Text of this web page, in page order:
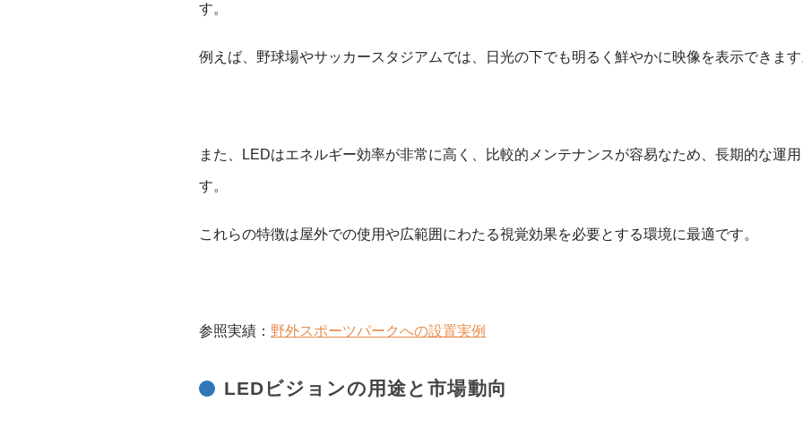
す。
例えば、野球場やサッカースタジアムでは、日光の下でも明るく鮮やかに映像を表示できます
また、LEDはエネルギー効率が非常に高く、比較的メンテナンスが容易なため、長期的な運
す。
これらの特徴は屋外での使用や広範囲にわたる視覚効果を必要とする環境に最適です。
参照実績： 野外スポーツパークへの設置実例
LEDビジョンの用途と市場動向